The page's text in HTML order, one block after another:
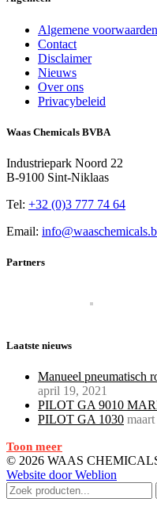
Algemene voorwaarden
Contact
Disclaimer
Nieuws
Over ons
Privacybeleid
Waas Chemicals BVBA
Industriepark Noord 22
B-9100 Sint-Niklaas
Tel: +32 (0)3 777 74 64
Email:
Partners
Laatste nieuws
Manueel pneumatisch
april 19, 2021
PILOT GA 9010
PILOT GA 1030
Toon meer
© 2026 WAAS
Website door Weblion